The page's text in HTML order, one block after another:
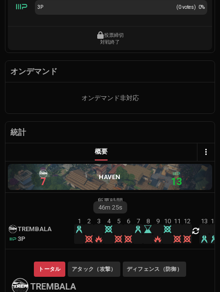
(0votes) 0%
3P
投票締切
対戦終了
オンデマンド
オンデマンド非対応
統計
概要
7 HAVEN 13
所要時間
46m 25s
TREMBALA
3P
1 2 3 4 5 6 7 8 9 10 11 12 13 14
TREMBALA
トータル アタック（攻撃） ディフェンス（防御）